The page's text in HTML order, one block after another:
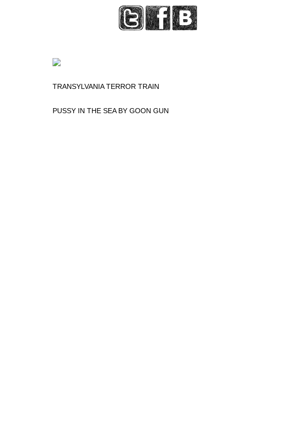
TRANSYLVANIA TERROR TRAIN
PUSSY IN THE SEA BY GOON GUN